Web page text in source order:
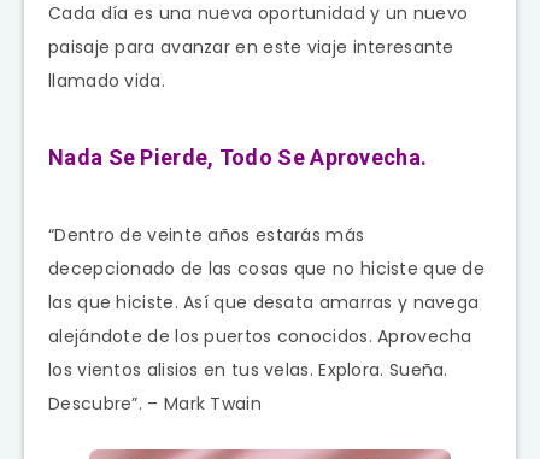
Cada día es una nueva oportunidad y un nuevo
paisaje para avanzar en este viaje interesante
llamado vida.
Nada Se Pierde, Todo Se Aprovecha.
“Dentro de veinte años estarás más
decepcionado de las cosas que no hiciste que de
las que hiciste. Así que desata amarras y navega
alejándote de los puertos conocidos. Aprovecha
los vientos alisios en tus velas. Explora. Sueña.
Descubre”. – Mark Twain